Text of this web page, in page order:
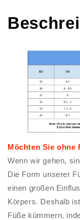
Möchten Sie ohne
Wenn wir gehen,
Die Form unserer
einen großen
Körpers. Deshalb
Füße kümmern,